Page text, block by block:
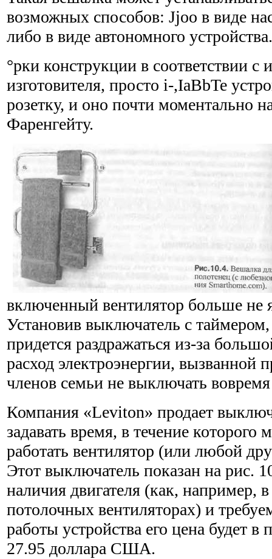
возможных способов: Jjoo в виде
либо в виде автономного
°рки конструкции в соответствии с
изготовителя, просто i-,IaBbTe
розетку, и оно почти моментально
Фаренгейту.
включенный вентилятор больше не
Установив выключатель с
придет­ся раздражаться из-за
расход электроэнергии, вызван­ной
членов семьи не выключать
Компания «Leviton» продает
задавать время, в течение которого
работать вентилятор (или любой
Этот выключатель показан на рис.
наличия двигателя (как, например,
потолочных вентиляторах) и
работы устройства его цена будет
27.95 доллара США.